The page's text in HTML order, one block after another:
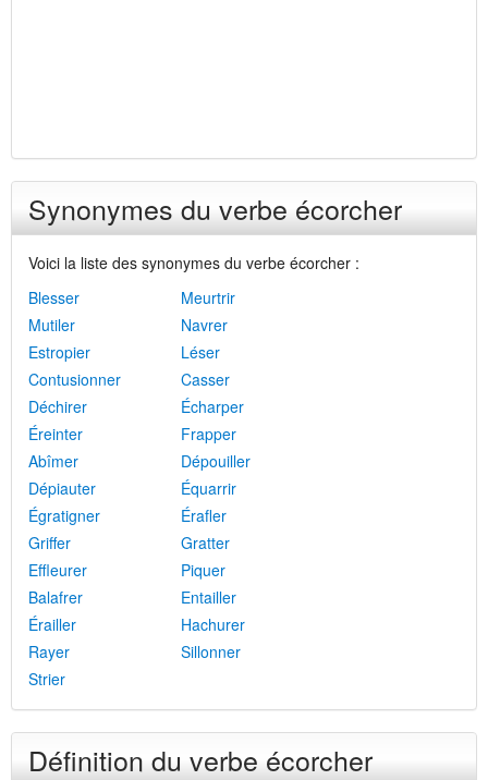
Synonymes du verbe écorcher
Voici la liste des synonymes du verbe écorcher :
Blesser
Meurtrir
Mutiler
Navrer
Estropier
Léser
Contusionner
Casser
Déchirer
Écharper
Éreinter
Frapper
Abîmer
Dépouiller
Dépiauter
Équarrir
Égratigner
Érafler
Griffer
Gratter
Effleurer
Piquer
Balafrer
Entailler
Érailler
Hachurer
Rayer
Sillonner
Strier
Définition du verbe écorcher